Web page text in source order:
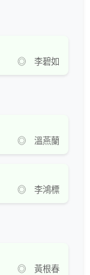
◎ 李碧如
◎ 溫燕蘭
◎ 李鴻標
◎ 黃根春